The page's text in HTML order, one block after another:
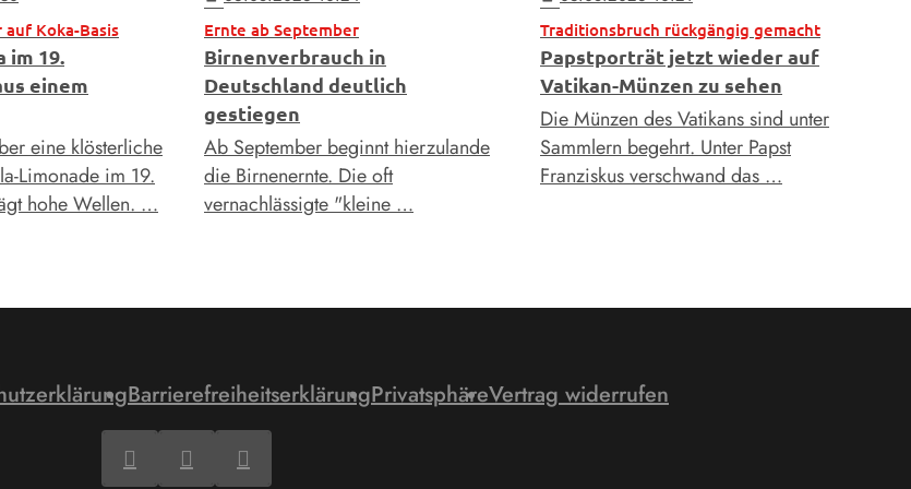
Koka-Basis
im 19.
einem
eine klösterliche
Limonade im 19.
hohe Wellen. …
Ernte ab September
Birnenverbrauch in
Deutschland deutlich
gestiegen
Ab September beginnt hierzulande
die Birnenernte. Die oft
vernachlässigte "kleine …
Traditionsbruch rückgängig gemacht
Papstporträt jetzt wieder auf
Vatikan-Münzen zu sehen
Die Münzen des Vatikans sind unter
Sammlern begehrt. Unter Papst
Franziskus verschwand das …
BarrierefreiheitserklärungPrivatsphäreVertrag widerrufen